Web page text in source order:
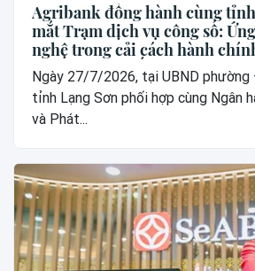
Agribank đồng hành cùng
mắt Trạm dịch vụ công số:
nghệ trong cải cách hành
hệ “công dân số”
Ngày 27/7/2026, tại UBND phường
tỉnh Lạng Sơn phối hợp cùng Ngân
và Phát...